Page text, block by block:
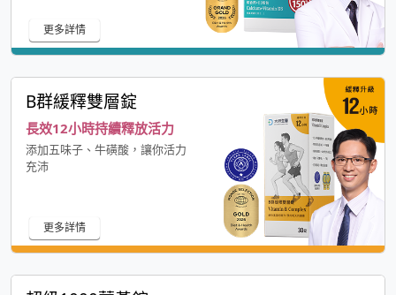
更多詳情
B群緩釋雙層錠
長效12小時持續釋放活力
添加五味子、牛磺酸，讓你活力
充沛
更多詳情